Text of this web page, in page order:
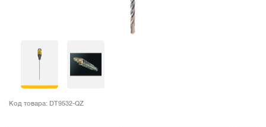
Код товара: DT9532-QZ